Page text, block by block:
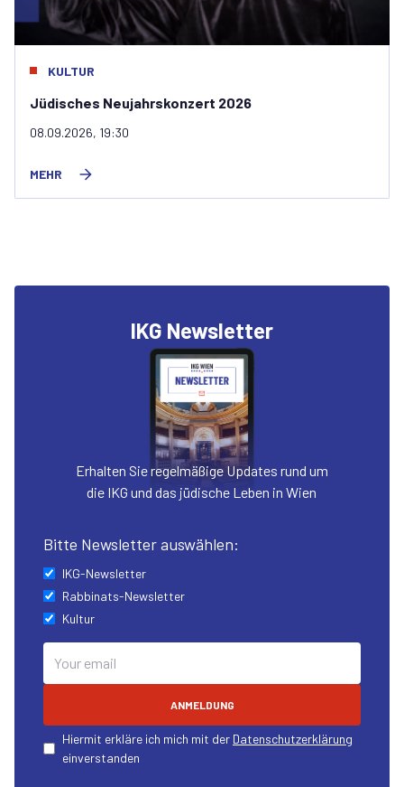
KULTUR
Jüdisches Neujahrskonzert 2026
08.09.2026, 19:30
MEHR
IKG Newsletter
Erhalten Sie regelmäßige Updates rund um
die IKG und das jüdische Leben in Wien
Bitte Newsletter auswählen:
IKG-Newsletter
Rabbinats-Newsletter
Kultur
ANMELDUNG
Hiermit erkläre ich mich mit der Datenschutzerklärung
einverstanden